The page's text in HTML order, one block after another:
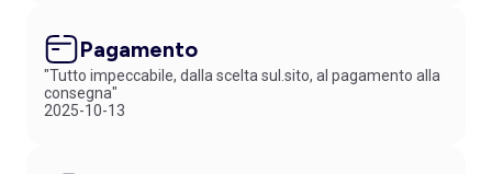
Pagamento
"Tutto impeccabile, dalla scelta sul.sito, al pagamento alla
consegna"
2025-10-13